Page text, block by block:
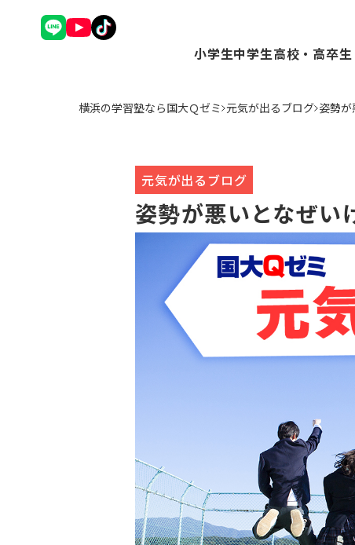
小学生
理英会アドバンスコース
トップ校特進コース（小5～
ことばの学校（小1～6）
小学英語YOM-TOX（小1
個別学習コース（小1～高
中学生
Ｑゼミ+ コース（
高校・高卒生
Ｑゼミ+ コ
横浜の学習塾なら国大Ｑゼミ 元気が出るブログ 姿勢
元気が出るブログ
姿勢が悪いとなぜい